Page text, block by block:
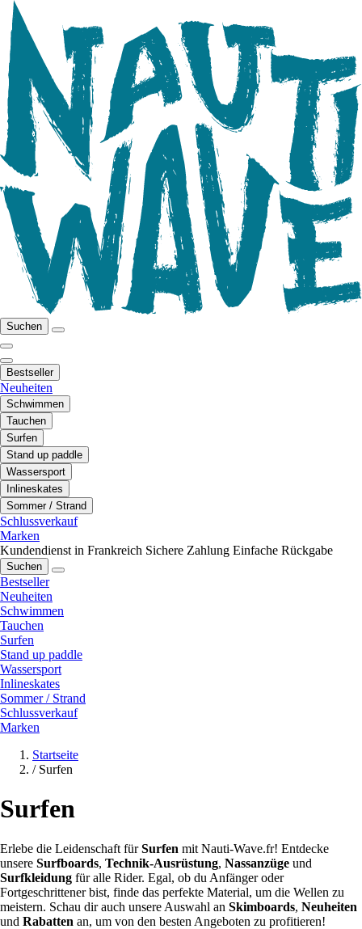
Suchen
Bestseller
Neuheiten
Schwimmen
Tauchen
Surfen
Stand up paddle
Wassersport
Inlineskates
Sommer / Strand
Schlussverkauf
Marken
Kundendienst in Frankreich Sichere Zahlung Einfache Rückgabe
Suchen
Bestseller
Neuheiten
Schwimmen
Tauchen
Surfen
Stand up paddle
Wassersport
Inlineskates
Sommer / Strand
Schlussverkauf
Marken
Startseite
/ Surfen
Surfen
Erlebe die Leidenschaft fürSurfen mit Nauti-Wave.fr! Entdecke
unsere Surfboards, Technik-Ausrüstung, Nassanzüge und
Surfkleidung für alle Rider. Egal, ob du Anfänger oder
Fortgeschrittener bist, finde das perfekte Material, um die Wellen zu
meistern. Schau dir auch unsere Auswahl an Skimboards, Neuheiten
und Rabatten an, um von den besten Angeboten zu profitieren!